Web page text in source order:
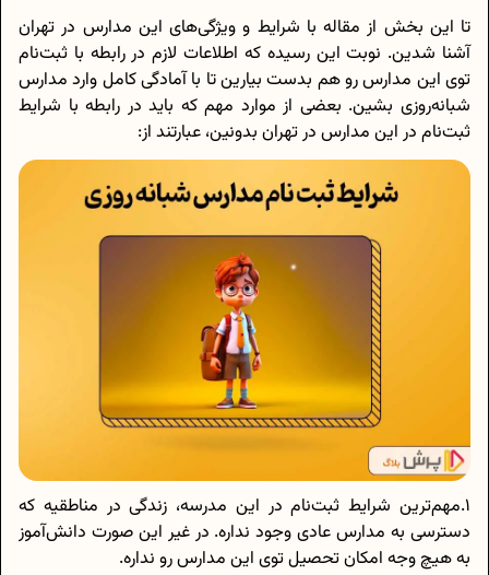
تا این بخش از مقاله با شرایط و ویژگی‌های این مدارس در تهران
آشنا شدین. نوبت این رسیده که اطلاعات لازم در رابطه با ثبت‌نام
توی این مدارس رو هم بدست بیارین تا با آمادگی کامل وارد مدارس
شبانه‌روزی بشین. بعضی از موارد مهم که باید در رابطه با شرایط
ثبت‌نام در این مدارس در تهران بدونین، عبارتند از:
1.مهم‌ترین شرایط ثبت‌نام در این مدرسه، زندگی در مناطقیه که
دسترسی به مدارس عادی وجود نداره. در غیر این صورت دانش‌آموز
به هیچ وجه امکان تحصیل توی این مدارس رو نداره.